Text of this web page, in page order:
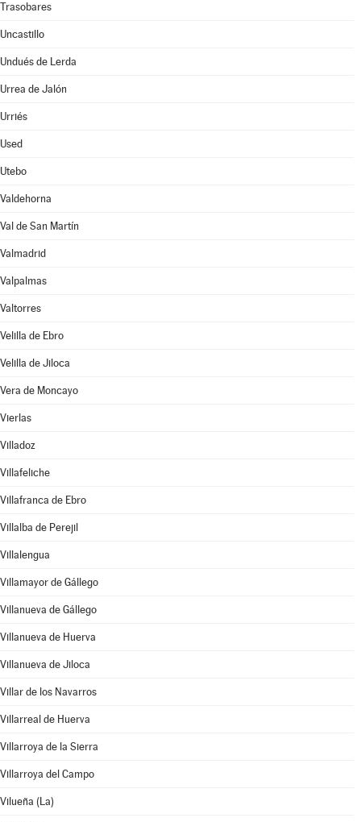
Trasobares
Uncastillo
Undués de Lerda
Urrea de Jalón
Urriés
Used
Utebo
Valdehorna
Val de San Martín
Valmadrid
Valpalmas
Valtorres
Velilla de Ebro
Velilla de Jiloca
Vera de Moncayo
Vierlas
Villadoz
Villafeliche
Villafranca de Ebro
Villalba de Perejil
Villalengua
Villamayor de Gállego
Villanueva de Gállego
Villanueva de Huerva
Villanueva de Jiloca
Villar de los Navarros
Villarreal de Huerva
Villarroya de la Sierra
Villarroya del Campo
Vilueña (La)